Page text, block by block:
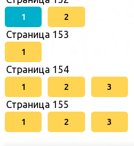
1 2
Страница 153
1
Страница 154
1 2 3
Страница 155
1 2 3